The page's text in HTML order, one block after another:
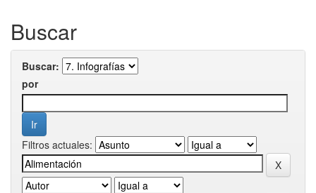
Buscar
Buscar:
por
Filtros actuales: